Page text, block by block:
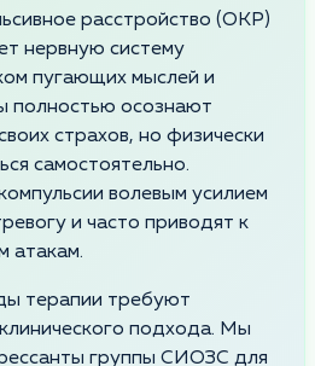
расстройство (ОКР)
нервную систему
пугающих мыслей и
полностью осознают
страхов, но физически
самостоятельно.
волевым усилием
и часто приводят к
атакам.
терапии требуют
подхода. Мы
группы СИОЗС для